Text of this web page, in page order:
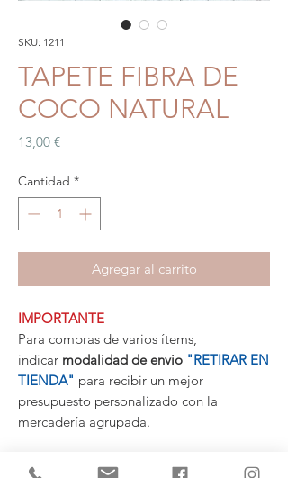
SKU: 1211
TAPETE FIBRA DE
COCO NATURAL
13,00 €Precio
Cantidad *
Agregar al carrito
IMPORTANTE
Para compras de varios ítems,
indicar modalidad de envio "RETIRAR EN
TIENDA" para recibir un mejor
presupuesto personalizado con la
mercadería agrupada.